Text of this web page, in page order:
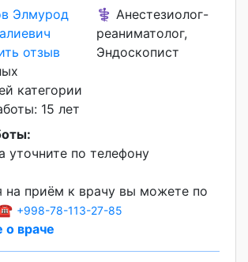
отзыв
⚕️ Анестезиолог-
реаниматолог,
Эндоскопист
категории
15 лет
уточните по телефону
на приём к врачу вы можете по
☎️ +998-78-113-27-85
о враче